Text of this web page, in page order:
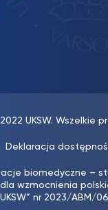
UKSW. Wszelkie
Deklaracja
biomedyczne –
wzmocnienia
nr 2023/ABM/